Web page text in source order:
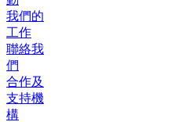
我們的
工作
聯絡我
們
合作及
支持機
構